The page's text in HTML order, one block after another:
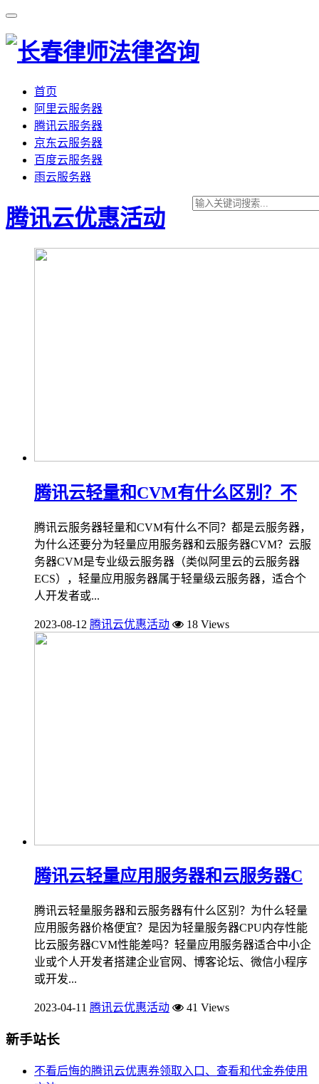
首页
阿里云服务器
腾讯云服务器
京东云服务器
百度云服务器
雨云服务器
腾讯云优惠活动
腾讯云轻量和CVM有什么区别？不
腾讯云服务器轻量和CVM有什么不同？都是云服务器，
为什么还要分为轻量应用服务器和云服务器CVM？云服
务器CVM是专业级云服务器（类似阿里云的云服务器
ECS），轻量应用服务器属于轻量级云服务器，适合个
人开发者或...
2023-08-12 腾讯云优惠活动 18 Views
腾讯云轻量应用服务器和云服务器C
腾讯云轻量服务器和云服务器有什么区别？为什么轻量
应用服务器价格便宜？是因为轻量服务器CPU内存性能
比云服务器CVM性能差吗？轻量应用服务器适合中小企
业或个人开发者搭建企业官网、博客论坛、微信小程序
或开发...
2023-04-11 腾讯云优惠活动 41 Views
新手站长
不看后悔的腾讯云优惠券领取入口、查看和代金券使用